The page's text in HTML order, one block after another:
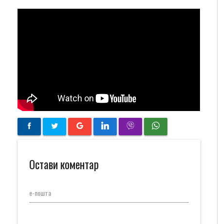
Остави коментар
е-пошта